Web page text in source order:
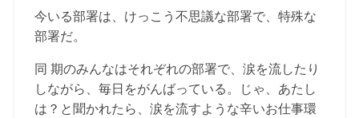
今いる部署は、けっこう不思議な部署で、特殊な
部署だ。
同 期のみんなはそれぞれの部署で、涙を流したり
しながら、毎日をがんばっている。じゃ、あたし
は？と聞かれたら、涙を流すような辛いお仕事環